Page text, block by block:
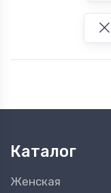
Каталог
Женская